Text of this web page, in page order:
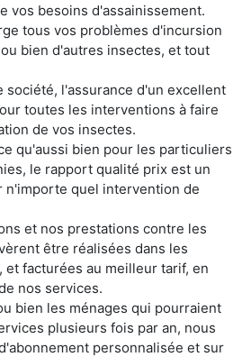
vos besoins d'assainissement.
tous vos problèmes d'incursion
bien d'autres insectes, et tout
société, l'assurance d'un excellent
toutes les interventions à faire
de vos insectes.
qu'aussi bien pour les particuliers
le rapport qualité prix est un
n'importe quel intervention de
et nos prestations contre les
être réalisées dans les
facturées au meilleur tarif, en
nos services.
bien les ménages qui pourraient
plusieurs fois par an, nous
personnalisée et sur